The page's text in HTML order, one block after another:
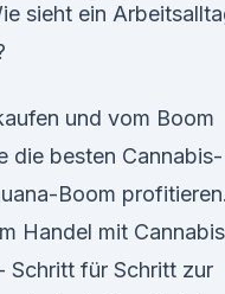
sieht ein
und vom Boom
die besten Cannabis-
Boom profitieren.
Handel mit
Schritt für Schritt zur